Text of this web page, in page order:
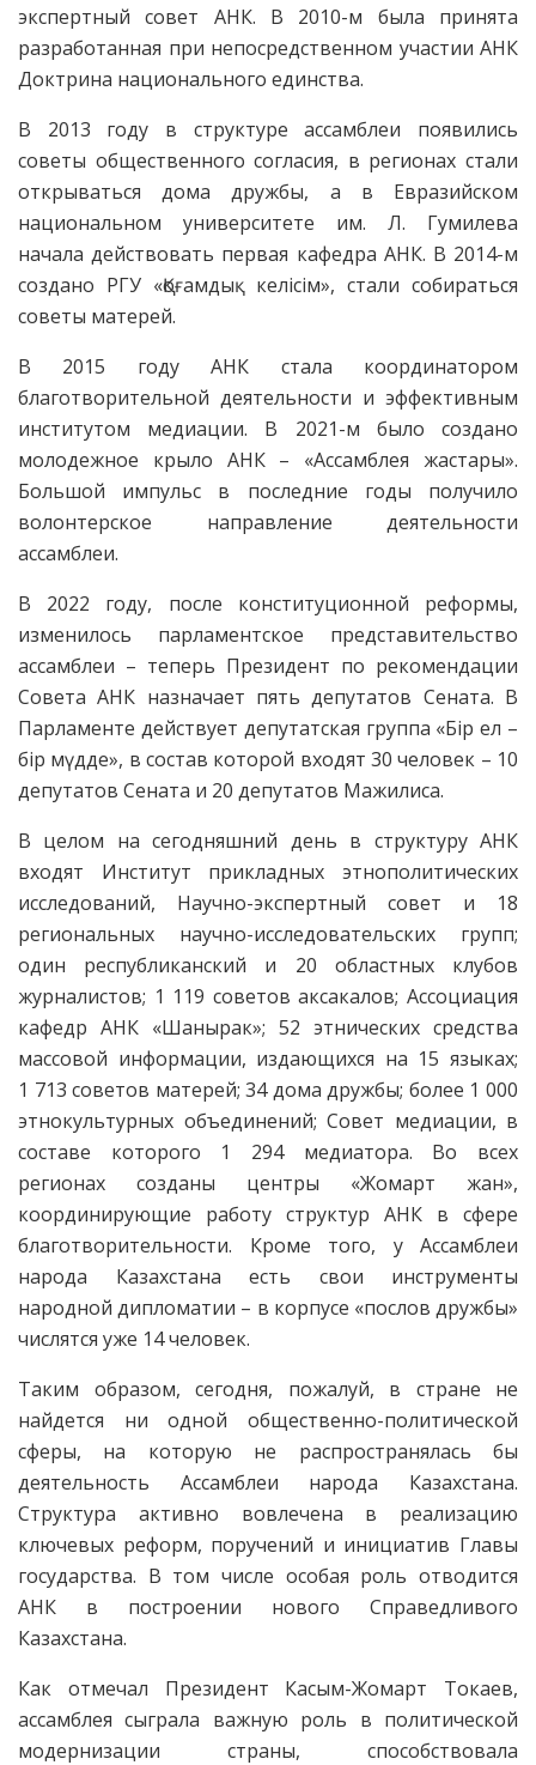
экс­пертный совет АНК. В 2010-м была принята
разработанная при непосредственном участии АНК
Докт­рина национального единства.
В 2013 году в структуре ассамблеи поя­вились
советы общественного согласия, в регионах стали
открываться дома дружбы, а в Евразийском
национальном университете им. Л. Гумилева
начала действовать первая кафедра АНК. В 2014-м
создано РГУ «Қоғамдық келісім», стали собираться
советы матерей.
В 2015 году АНК стала координатором
благотворительной деятельности и эффективным
институтом медиации. В 2021-м было создано
молодежное крыло АНК – «Ассамб­лея жастары».
Большой импульс в последние годы получило
волонтерское направление деятельности
ассамблеи.
В 2022 году, после конституционной реформы,
изменилось парламентское представительство
ассамблеи – теперь Президент по рекомендации
Совета АНК назначает пять депутатов Сената. В
Парламенте действует депутатская группа «Бiр ел –
бiр мүдде», в состав которой входят 30 человек – 10
депутатов Сената и 20 депутатов Мажилиса.
В целом на сегодняшний день в структуру АНК
входят Институт прикладных этнополитических
исследований, Научно-экспертный совет и 18
региональных научно-исследовательских групп;
один республиканский и 20 областных клубов
журналистов; 1 119 советов аксакалов; Ассоциация
кафедр АНК «Шанырак»; 52 этнических средства
массовой информации, издающихся на 15 языках;
1 713 советов матерей; 34 дома дружбы; более 1 000
этнокультурных объединений; Совет медиации, в
составе которого 1 294 медиатора. Во всех
регионах созданы центры «Жомарт жан»,
координирующие работу структур АНК в сфере
благотворительности. Кроме того, у Ассамблеи
народа Казахстана есть свои инструменты
народной дипломатии – в корпусе «послов дружбы»
числятся уже 14 человек.
Таким образом, сегодня, пожалуй, в стране не
найдется ни одной общественно-политической
сферы, на которую не распространялась бы
деятельность Ассамблеи народа Казахстана.
Структура активно вовлечена в реализацию
ключевых реформ, поручений и инициатив Главы
государства. В том числе особая роль отводится
АНК в построении нового Справедливого
Казахстана.
Как отмечал Президент Касым-Жомарт Токаев,
ассамблея сыграла важную роль в политической
модернизации страны, способствовала